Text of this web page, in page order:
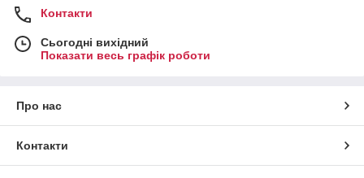
Контакти
Сьогодні вихідний
Показати весь графік роботи
Про нас
Контакти